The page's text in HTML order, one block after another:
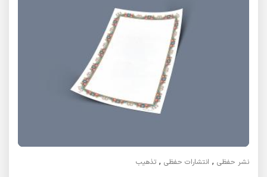
نشر حفظی , انتشارات حفظی , تذهیب